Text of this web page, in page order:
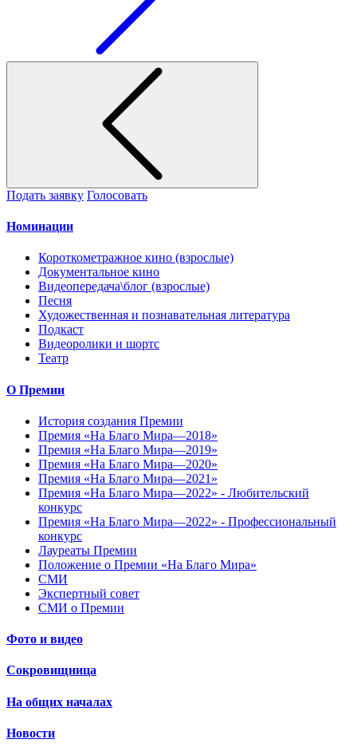
Подать заявку Голосовать
Номинации
Короткометражное кино (взрослые)
Документальное кино
Видеопередача\блог (взрослые)
Песня
Художественная и познавательная литература
Подкаст
Видеоролики и шортс
Театр
О Премии
История создания Премии
Премия «На Благо Мира—2018»
Премия «На Благо Мира—2019»
Премия «На Благо Мира—2020»
Премия «На Благо Мира—2021»
Премия «На Благо Мира—2022» - Любительский
конкурс
Премия «На Благо Мира—2022» - Профессиональный
конкурс
Лауреаты Премии
Положение о Премии «На Благо Мира»
СМИ
Экспертный совет
СМИ о Премии
Фото и видео
Сокровищница
На общих началах
Новости